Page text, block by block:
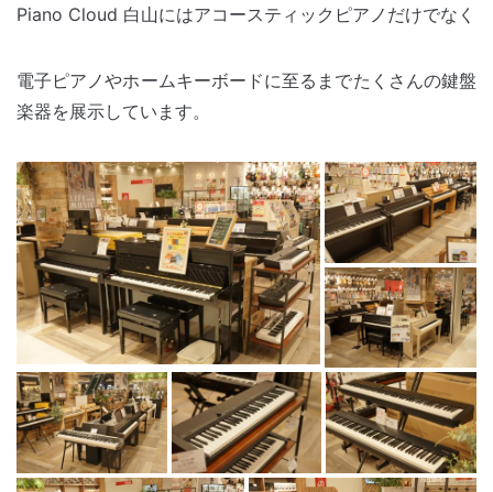
Piano Cloud 白山にはアコースティックピアノだけでなく
電子ピアノやホームキーボードに至るまでたくさんの鍵盤
楽器を展示しています。